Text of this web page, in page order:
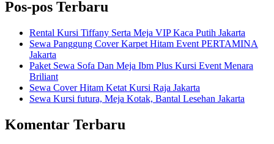
Pos-pos Terbaru
Rental Kursi Tiffany Serta Meja VIP Kaca Putih Jakarta
Sewa Panggung Cover Karpet Hitam Event PERTAMINA
Jakarta
Paket Sewa Sofa Dan Meja Ibm Plus Kursi Event Menara
Briliant
Sewa Cover Hitam Ketat Kursi Raja Jakarta
Sewa Kursi futura, Meja Kotak, Bantal Lesehan Jakarta
Komentar Terbaru